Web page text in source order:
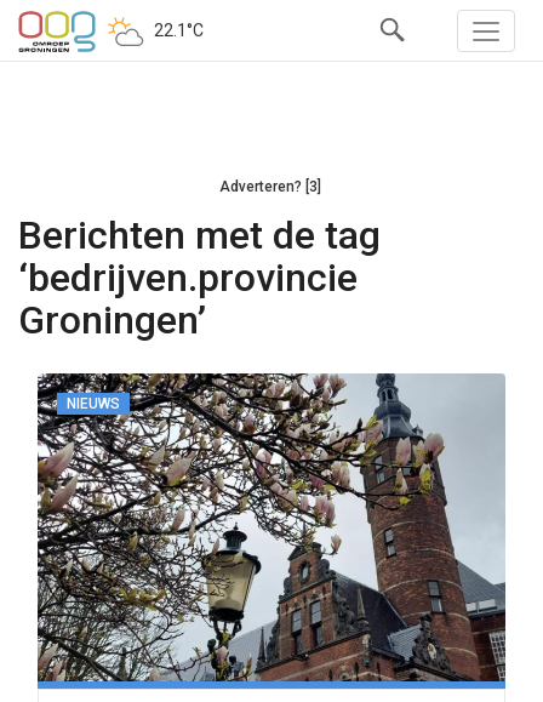
22.1°C
Adverteren? [3]
Berichten met de tag
‘bedrijven.provincie
Groningen’
NIEUWS